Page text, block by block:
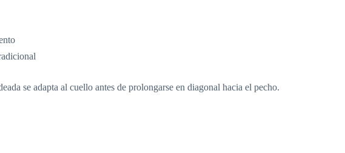
se adapta al cuello antes de prolongarse en diagonal hacia el pecho.